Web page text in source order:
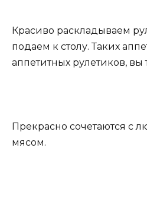
Красиво раскладываем
подаем к столу. Таких
аппетитных рулетиков, вы
Прекрасно сочетаются с
мясом.